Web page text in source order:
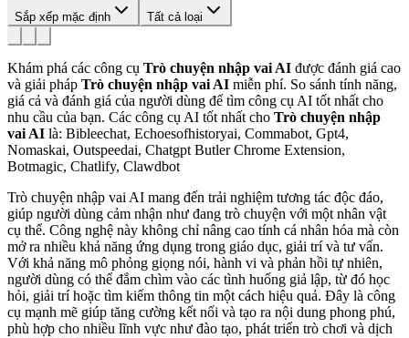
Sắp xếp mặc định Tất cả loại
Khám phá các công cụ Trò chuyện nhập vai AI được đánh giá cao
và giải pháp Trò chuyện nhập vai AI miễn phí. So sánh tính năng,
giá cả và đánh giá của người dùng để tìm công cụ AI tốt nhất cho
nhu cầu của bạn. Các công cụ AI tốt nhất cho Trò chuyện nhập
vai AI là: Bibleechat, Echoesofhistoryai, Commabot, Gpt4,
Nomaskai, Outspeedai, Chatgpt Butler Chrome Extension,
Botmagic, Chatlify, Clawdbot
Trò chuyện nhập vai AI mang đến trải nghiệm tương tác độc đáo,
giúp người dùng cảm nhận như đang trò chuyện với một nhân vật
cụ thể. Công nghệ này không chỉ nâng cao tính cá nhân hóa mà còn
mở ra nhiều khả năng ứng dụng trong giáo dục, giải trí và tư vấn.
Với khả năng mô phỏng giọng nói, hành vi và phản hồi tự nhiên,
người dùng có thể đắm chìm vào các tình huống giả lập, từ đó học
hỏi, giải trí hoặc tìm kiếm thông tin một cách hiệu quả. Đây là công
cụ mạnh mẽ giúp tăng cường kết nối và tạo ra nội dung phong phú,
phù hợp cho nhiều lĩnh vực như đào tạo, phát triển trò chơi và dịch